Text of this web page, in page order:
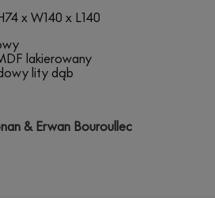
x W140 x L140
lakierowany
lity dąb
& Erwan Bouroullec